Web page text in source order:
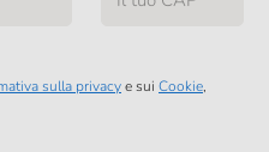
sulla privacye sui Cookie,